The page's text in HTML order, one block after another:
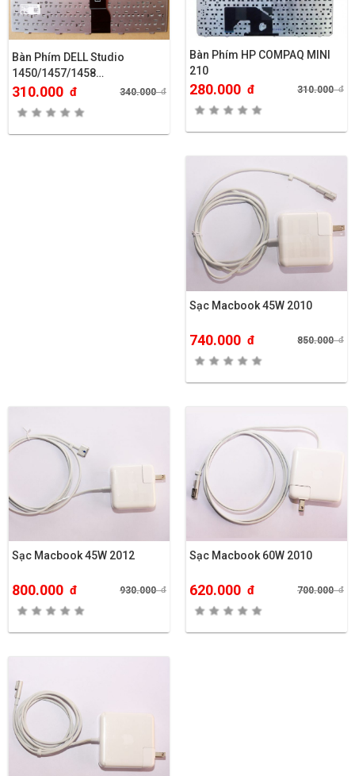
Bàn Phím DELL Studio
1450/1457/1458…
310.000 đ 340.000đ
Bàn Phím HP COMPAQ MINI
210
280.000 đ 310.000đ
Sạc Macbook 45W 2010
740.000 đ 850.000đ
Sạc Macbook 45W 2012
800.000 đ 930.000đ
Sạc Macbook 60W 2010
620.000 đ 700.000đ